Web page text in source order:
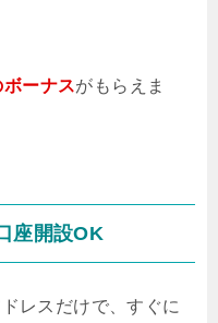
ーナスがもらえま
座開設OK
レスだけで、すぐに